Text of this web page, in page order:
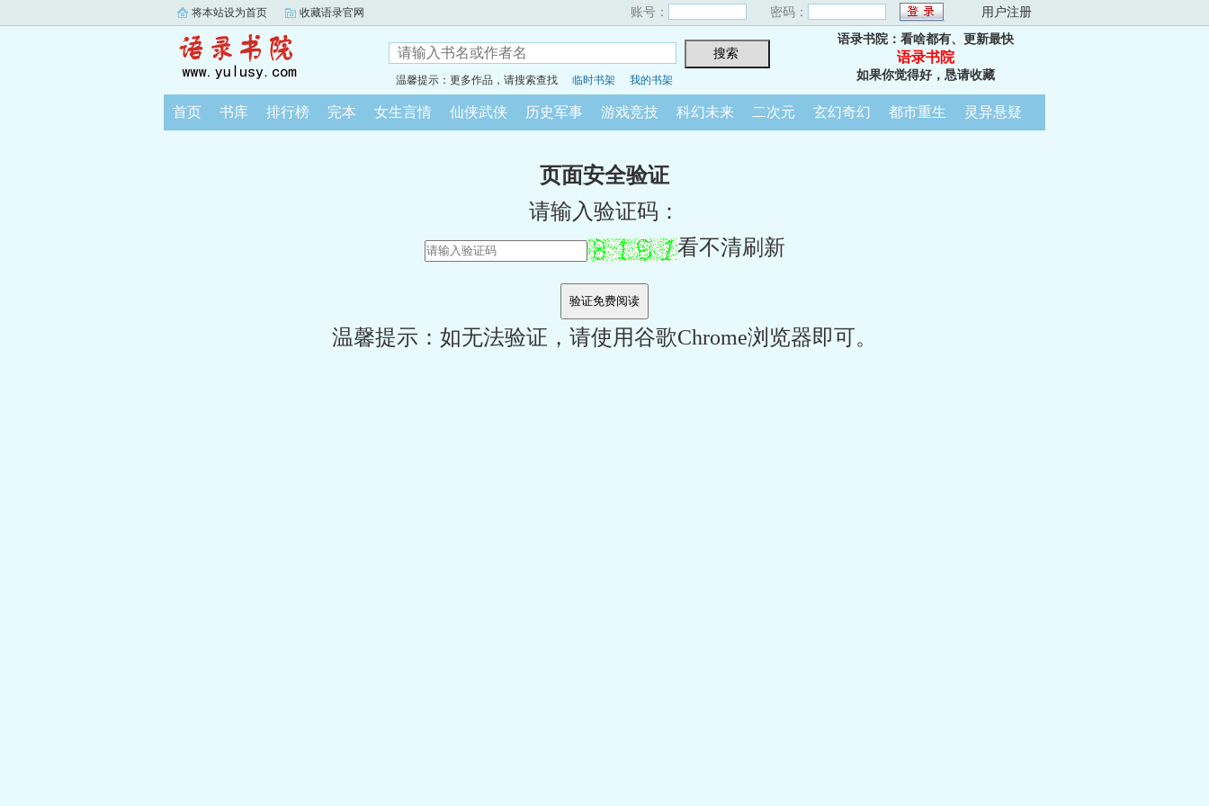
将本站设为首页 收藏语录官网 账号： 密码： 用户注册
温馨提示：更多作品，请搜索查找 临时书架 我的书架
语录书院：看啥都有、更新最快
语录书院
如果你觉得好，恳请收藏
首页 书库 排行榜 完本 女生言情 仙侠武侠 历史军事 游戏竞技 科幻未来 二次元 玄幻奇幻 都市重生 灵异悬疑
页面安全验证
请输入验证码：
看不清刷新
温馨提示：如无法验证，请使用谷歌Chrome浏览器即可。